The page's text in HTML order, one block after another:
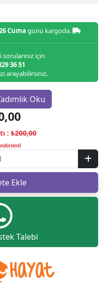
Cuma günü kargoda.
için
36 51
arayabilirsiniz.
Oku
: ₺200,00
Ekle
Talebi